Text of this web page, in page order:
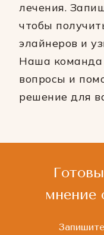
лечения.
чтобы
элайнеров и
Наша команда
вопросы и
решение для
мнение